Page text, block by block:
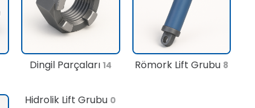
Dingil Parçaları 14 Römork Lift Grubu 8
Hidrolik Lift Grubu 0